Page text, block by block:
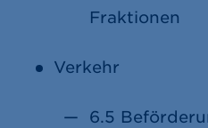
Fraktionen
Verkehr
6.5